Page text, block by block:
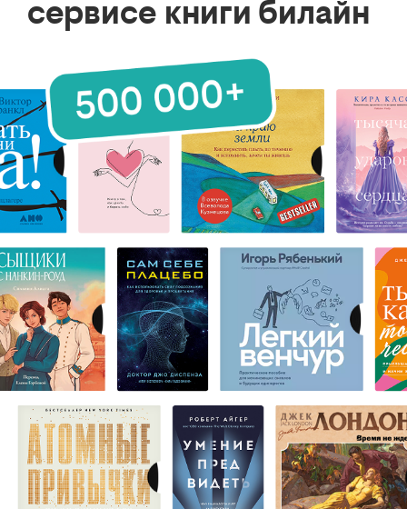
сервисе книги билайн